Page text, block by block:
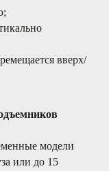
вверх/
модели
или до 15